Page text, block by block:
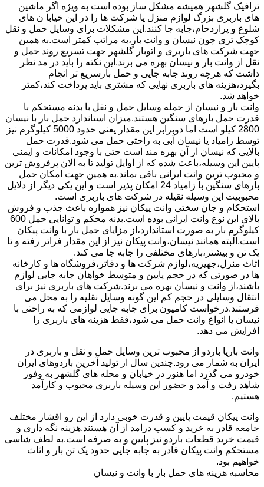
ترافیک گلشهر همیشه مشکل ساز بوده است به ویژه اگر ماشین
های باربری بزرگ لوازم منزل یا شرکت ها را در این خیابا ن های
شلوغ و پرازدحام،جابه جا کنند.این مشکلات برای وسایل حمل و نقل
کوچک تری چون نیسان و وانت بار،به مراتب کمتر است.به همین
جهت شرکت های باربری و اتوبار گلشهر جهت تسریع روند حمل و
نقل از وانت بار و نیسان بهره می برند.این نکته را باید در مد نظر
داشت که هرچه روند جابه جایی و حمل بارسریع تر انجام
بگیرد،هزینه های باربری نهایی که مشتری باید پرداخت کند،کمتر
خواهد شد.
وانت بار و نیسان از جمله وسایل حمل و نقل با بدنه مستحکم با
قدرت حمل بارهای سنگین هستند.میزان استاندارد حمل بار با نیسان
2800 کیلو است اما دوبرابر این مقدار یعنی حدود 5000 کیلوگرم نیز
توسط زامیاد یا نیسان آبی به راحتی حمل می شود.قدرت حمل
بالایی که نیسان از آن بهره مند است حتی با وجود امکانات و ایمنی
پایین این وسیله،باعث شده که از اوایل تولید تا به الان پرفروش ترین
و محبوب ترین وانت ایرانی باقی بماند.به همین جهت امکان حمل
بارهای سنگین با زامیاد 24 امکان پذیر است و این یکی دیگر از دلایل
محبوبیت این وسیله نقیله در شرکت های باربری است.
استحکام و جان سختی وانت پیکان نیز همواره باعث جذب و فروش
بالای این نوع وانت ایرانی بوده است.بدنه محکم و توانایی حمل 600
کیلوگرم بار به صورت استاندارد،از مزایای حمل بار با وانت پیکان
است.البته همانند نیسان،وانت پیکان نیز از این مقدار فراتر رفته و تا
یک تن و بیشتر،بارهای مختلفی را جابه جا می کند.
اثاث منزل،جهیزیه،لوازم شرکت ها و دفاتر،فروشگاه ها و کارخانه
ها در صورتی که در حجم پایین و متوسط خواهان جابه جایی لوازم
باشند،از وانت و نیسان بهره می برند.شرکت های باربری نیز برای
انتقال وسایلی در حجم کم این گونه وسایل نقلیه را به محل می
فرستند.درخواست کامیون برای جابه جایی لوازمی که به راحتی با
نیسان یا انواع وانت حمل می شود،فقط هزینه های باربری را
افزایش می دهد.
وانت باریا باردو از محبوب ترین وسایل حمل و نقل و باربری در
ایران به شمار می رود.چندین سال از تولید آخرین باردوهای ایران
خودرو می گذرد اما هنوز در خیابان و محله های گلشهر به وفور
شاهد رفت و آمد و حضور این وسیله باربری محبوب و کارآمد
هستیم.
وانت پیکان قیمت پایین و قدرت خوبی دارد از این رو اقشار مختلف
جامعه قادر به خرید و کسب درامد از آن هستند.هزینه نگه داری و
قیمت خرید قطعات باردو نیز پایین و به صرفه است.به لطف شاسی
مستحکم وانت پیکان قادر به جابه جایی حدود یک تن بار و اثاث
خواهیم بود.
محاسبه هزینه های حمل بار با وانت و نیسان